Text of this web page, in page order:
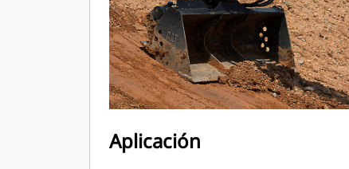
Aplicación